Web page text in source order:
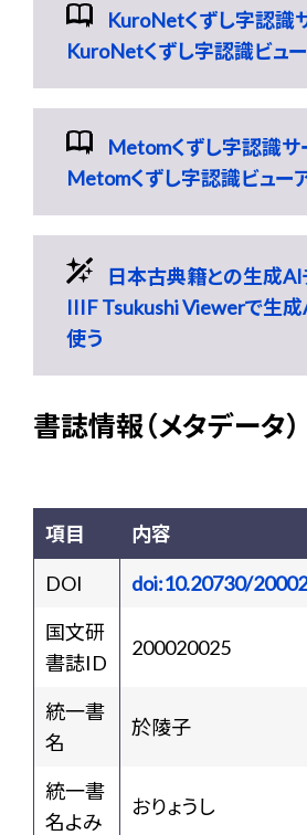
KuroNetくずし字認識
KuroNetくずし字認識ビュ
Metomくずし字認識サ
Metomくずし字認識ビュー
日本古典籍との生成AI
IIIF Tsukushi Viewerで生成
使う
書誌情報（メタデータ）
項目 内容
DOI
doi:10.20730/
国文研
書誌ID
200020025
統一書
名
於陵子
統一書
名よみ
おりょうし